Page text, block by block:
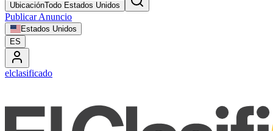
UbicaciónTodo Estados Unidos
Publicar Anuncio
Estados Unidos
ES
elclasificado